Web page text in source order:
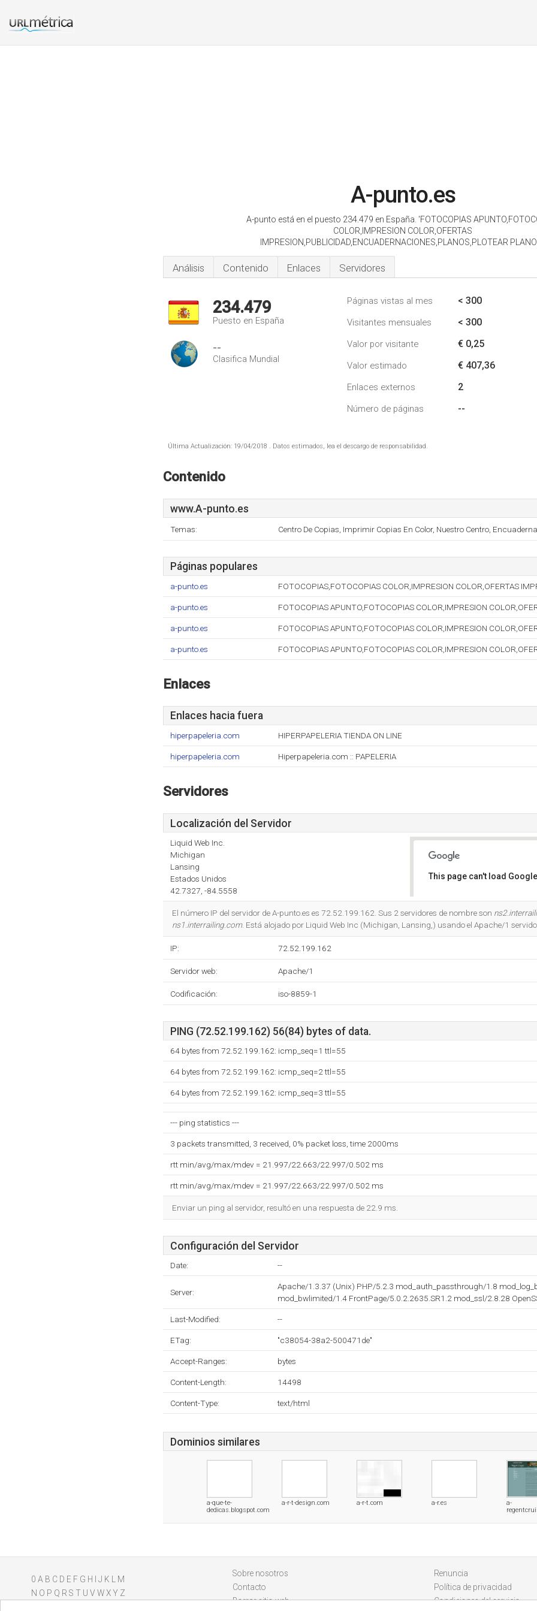
A-punto.es
A-punto está en el puesto 234.479 en España. 'FOTOCOPIAS
COLOR,IMPRESION COLOR,OFERTAS
IMPRESION,PUBLICIDAD,ENCUADERNACIONES,PLANOS,PLOTEAR
Análisis Contenido Enlaces Servidores
234.479
Puesto en España
--
Clasifica Mundial
Páginas vistas al mes < 300
Visitantes mensuales < 300
Valor por visitante € 0,25
Valor estimado € 407,36
Enlaces externos 2
Número de páginas --
Última Actualización: 19/04/2018 . Datos estimados, lea el descargo de responsabilidad.
Contenido
www.A-punto.es
Temas: Centro De Copias, Imprimir Copias En Color, Nuestro Centro,
Páginas populares
a-punto.es FOTOCOPIAS,FOTOCOPIAS COLOR,IMPRESION COLOR,OFERTAS
a-punto.es FOTOCOPIAS APUNTO,FOTOCOPIAS COLOR,IMPRESION
a-punto.es FOTOCOPIAS APUNTO,FOTOCOPIAS COLOR,IMPRESION
a-punto.es FOTOCOPIAS APUNTO,FOTOCOPIAS COLOR,IMPRESION
Enlaces
Enlaces hacia fuera
hiperpapeleria.com HIPERPAPELERIA TIENDA ON LINE
hiperpapeleria.com Hiperpapeleria.com :: PAPELERIA
Servidores
Localización del Servidor
Liquid Web Inc.
Michigan
Lansing
Estados Unidos
42.7327, -84.5558
This page can't load
El número IP del servidor de A-punto.es es 72.52.199.162. Sus 2 servidores de nombre son
ns1.interrailing.com. Está alojado por Liquid Web Inc (Michigan, Lansing,) usando el Apache/1
IP: 72.52.199.162
Servidor web: Apache/1
Codificación: iso-8859-1
PING (72.52.199.162) 56(84) bytes of data.
64 bytes from 72.52.199.162: icmp_seq=1 ttl=55
64 bytes from 72.52.199.162: icmp_seq=2 ttl=55
64 bytes from 72.52.199.162: icmp_seq=3 ttl=55
--- ping statistics ---
3 packets transmitted, 3 received, 0% packet loss, time 2000ms
rtt min/avg/max/mdev = 21.997/22.663/22.997/0.502 ms
rtt min/avg/max/mdev = 21.997/22.663/22.997/0.502 ms
Enviar un ping al servidor, resultó en una respuesta de 22.9 ms.
Configuración del Servidor
Date: --
Server:
Apache/1.3.37 (Unix) PHP/5.2.3 mod_auth_passthrough/1.8
mod_bwlimited/1.4 FrontPage/5.0.2.2635.SR1.2 mod_ssl/2.8.28
Last-Modified: --
ETag: "c38054-38a2-500471de"
Accept-Ranges: bytes
Content-Length: 14498
Content-Type: text/html
Dominios similares
a-que-te-
dedicas.blogspot.com
a-r-t-design.com a-r-t.com a-r.es
a-
0 A B C D E F G H J K
M
N O P Q R S T U V WXY Z
Sobre nosotros
Contacto
Borrar sitio web
Renuncia
Política de privacidad
Condiciones del servicio